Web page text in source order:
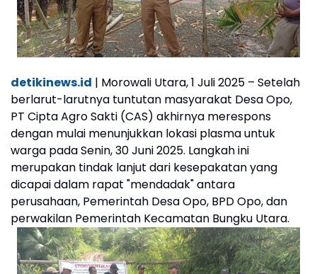
detikinews.id | Morowali Utara, 1 Juli 2025 – Setelah
berlarut-larutnya tuntutan masyarakat Desa Opo,
PT Cipta Agro Sakti (CAS) akhirnya merespons
dengan mulai menunjukkan lokasi plasma untuk
warga pada Senin, 30 Juni 2025. Langkah ini
merupakan tindak lanjut dari kesepakatan yang
dicapai dalam rapat "mendadak" antara
perusahaan, Pemerintah Desa Opo, BPD Opo, dan
perwakilan Pemerintah Kecamatan Bungku Utara.